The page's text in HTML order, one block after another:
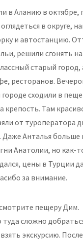
в Аланию в октябре,
в округе,
и автостанцию.
решили сгонять
старый
ресторанов.
сходили в
крепость. Там
от туроператора
Даже Анталья больше
Анатолии, но как-
цены в Турции
за внимание.
пещеру Дим.
сложно
экскурсию.